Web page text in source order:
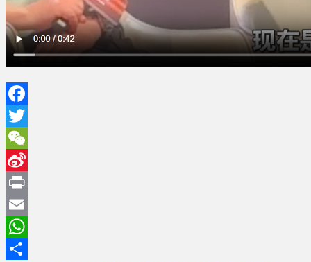
Facebook
Twitter
WeChat
Sina
Weibo
Print
Email
WhatsApp